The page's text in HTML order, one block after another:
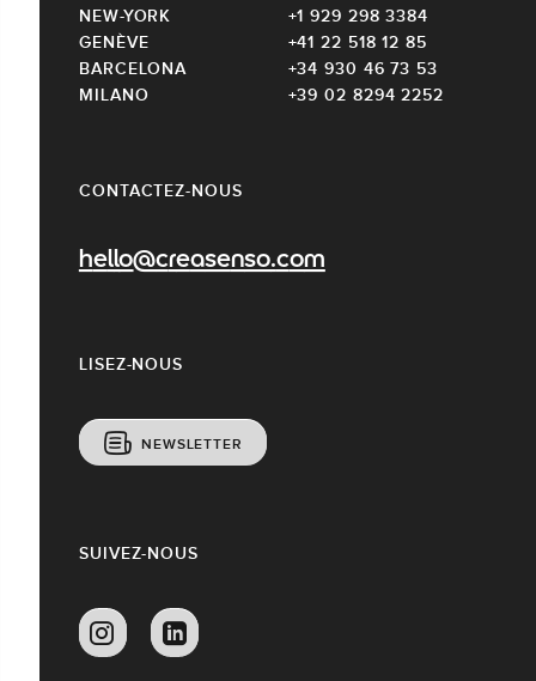
CONTACTEZ-NOUS
hello@creasenso.com
LISEZ-NOUS
NEWSLETTER
NEW-YORK
+1 929 298 3384
GENÈVE
+41 22 518 12 85
BARCELONA
+34 930 46 73 53
MILANO
+39 02 8294 2252
SUIVEZ-NOUS